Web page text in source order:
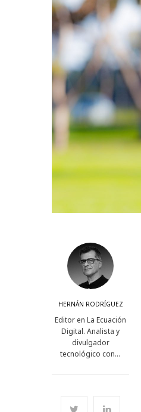
HERNÁN RODRÍGUEZ
Editor en La Ecuación
Digital. Analista y
divulgador
tecnológico con…